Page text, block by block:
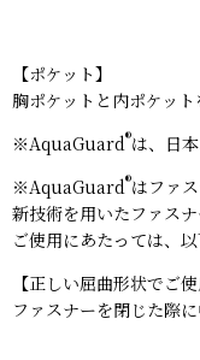
【ポケット】
胸ポケットと内ポケッ
※AquaGuard®は、日
※AquaGuard®はファ
新技術を用いたファス
ご使用にあたっては、
【正しい屈曲形状でご
ファスナーを閉じた際